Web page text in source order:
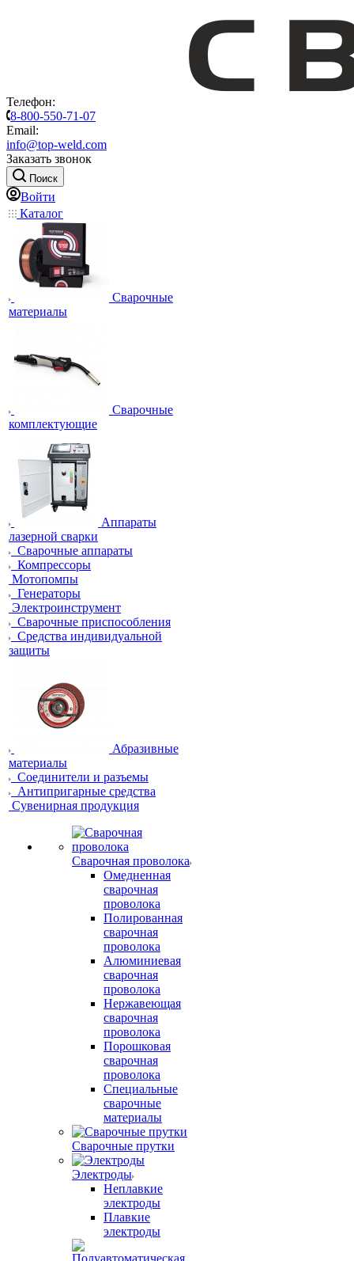
Телефон:
8-800-550-71-07
Email:
info@top-weld.com
Заказать звонок
Поиск
Войти
Каталог
Сварочные
материалы
Сварочные
комплектующие
Аппараты
лазерной сварки
Сварочные аппараты
Компрессоры
Мотопомпы
Генераторы
Электроинструмент
Сварочные приспособления
Средства индивидуальной
защиты
Абразивные
материалы
Соединители и разъемы
Антипригарные средства
Сувенирная продукция
Сварочная проволока
Омедненная
сварочная
проволока
Полированная
сварочная
проволока
Алюминиевая
сварочная
проволока
Нержавеющая
сварочная
проволока
Порошковая
сварочная
проволока
Специальные
сварочные
материалы
Сварочные прутки
Электроды
Неплавкие
электроды
Плавкие
электроды